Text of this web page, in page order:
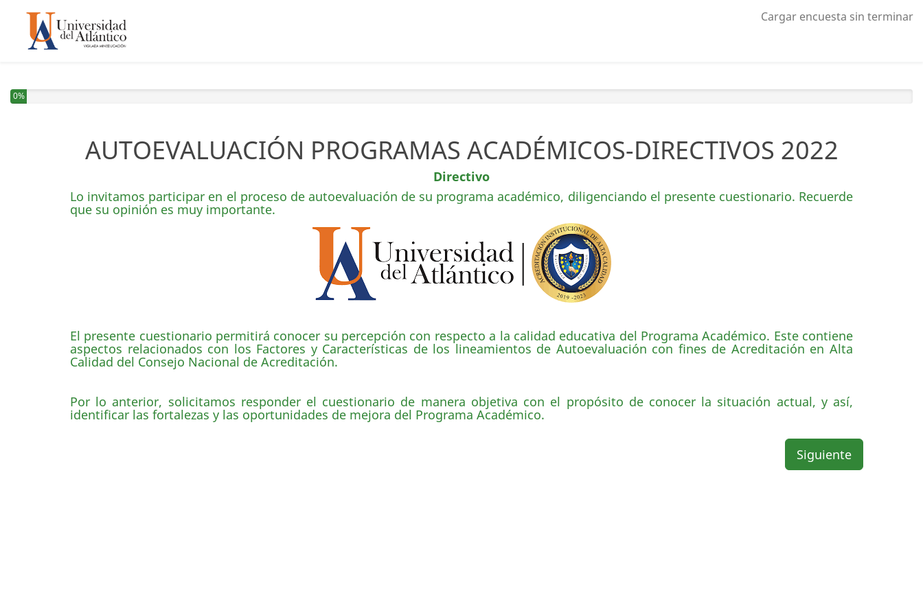
Cargar encuesta sin terminar
Ha completado el 0% de esta encuesta
0%
AUTOEVALUACIÓN PROGRAMAS ACADÉMICOS-DIRECTIVOS 2022
Directivo
Lo invitamos participar en el proceso de autoevaluación de su programa académico, diligenciando el presente cuestionario. Recuerde
que su opinión es muy importante.
El presente cuestionario permitirá conocer su percepción con respecto a la calidad educativa del Programa Académico. Este contiene
aspectos relacionados con los Factores y Características de los lineamientos de Autoevaluación con fines de Acreditación en Alta
Calidad del Consejo Nacional de Acreditación.
Por lo anterior, solicitamos responder el cuestionario de manera objetiva con el propósito de conocer la situación actual, y así,
identificar las fortalezas y las oportunidades de mejora del Programa Académico.
Siguiente